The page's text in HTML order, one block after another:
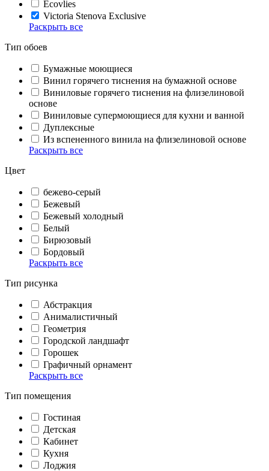
Ecovlies
Victoria Stenova Exclusive
Раскрыть все
Тип обоев
Бумажные моющиеся
Винил горячего тиснения на бумажной основе
Виниловые горячего тиснения на флизелиновой
основе
Виниловые супермоющиеся для кухни и ванной
Дуплексные
Из вспененного винила на флизелиновой основе
Раскрыть все
Цвет
бежево-серый
Бежевый
Бежевый холодный
Белый
Бирюзовый
Бордовый
Раскрыть все
Тип рисунка
Абстракция
Анималистичный
Геометрия
Городской ландшафт
Горошек
Графичный орнамент
Раскрыть все
Тип помещения
Гостиная
Детская
Кабинет
Кухня
Лоджия